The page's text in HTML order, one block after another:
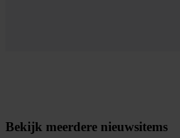
Bekijk meerdere nieuwsitems